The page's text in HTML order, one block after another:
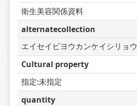
衛生美容関係資料
alternatecollection
エイセイビヨウカンケイシリョウ
Cultural property
指定:未指定
quantity